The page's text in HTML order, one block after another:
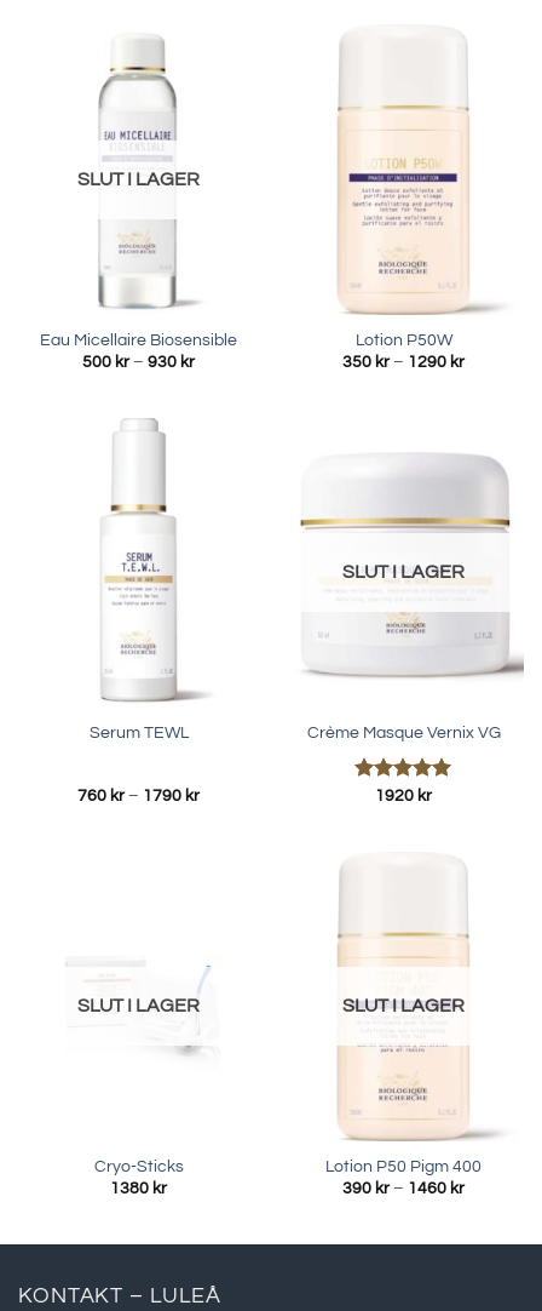
SLUT I LAGER
Eau Micellaire Biosensible
500 kr – 930 krPrisintervall:
Lotion P50W
350 kr – 1290 kr
Serum TEWL
760 kr – 1790 krPrisintervall:
SLUT I LAGER
Crème Masque Vernix VG
Betygsatt
1920 kr
SLUT I LAGER
Cryo-Sticks
1380 kr
SLUT I LAGER
Lotion P50 Pigm 400
390 kr – 1460 kr
KONTAKT – LULEÅ